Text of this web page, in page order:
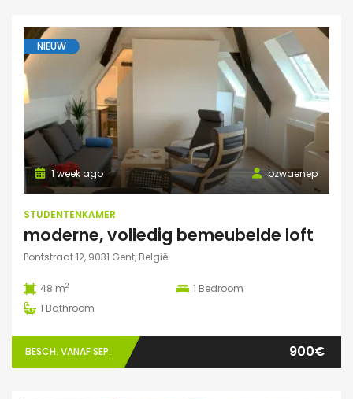
NIEUW
bzwaenep
1 week ago
STUDENTENKAMER
moderne, volledig bemeubelde loft
Pontstraat 12, 9031 Gent, België
48 m2 1 Bedroom
1 Bathroom
BESCH. VANAF SEP. 900€